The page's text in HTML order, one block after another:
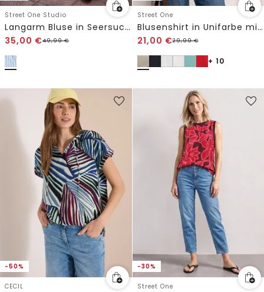
Street One Studio
Langarm Bluse in Seersucker Qualität
35,00 €49,99€
Street One
Blusenshirt in Unifarbe mit Split Neck
21,00 €29,99€
+ 10
-50%
CECIL
-30%
Street One